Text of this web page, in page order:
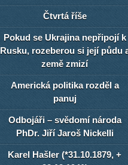
Čtvrtá říše
Pokud se Ukrajina nepřipojí k
Rusku, rozeberou si její půdu
země zmizí
Americká politika rozděl a
panuj
Odbojáři – svědomí národa
PhDr. Jiří Jaroš Nickelli
Karel Hašler (*31.10.1879, +